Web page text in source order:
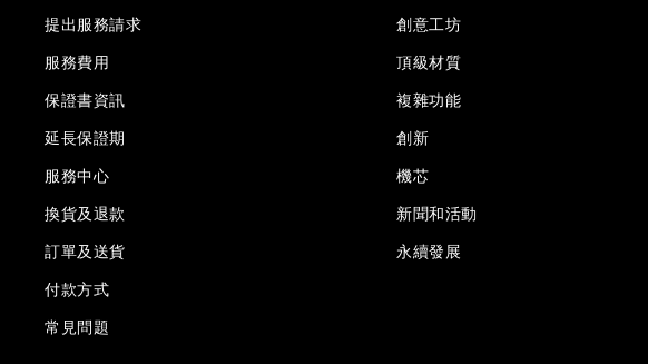
提出服務請求
服務費用
保證書資訊
延長保證期
服務中心
換貨及退款
訂單及送貨
付款方式
常見問題
創意工坊
頂級材質
複雜功能
創新
機芯
新聞和活動
永續發展